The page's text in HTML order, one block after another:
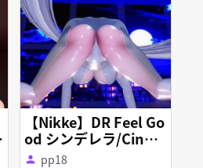
【Nikke】DR Feel Go
od シンデレラ/Cinde
rella
person pp18